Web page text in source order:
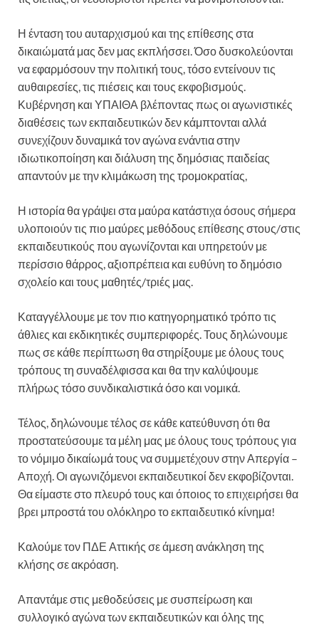
Η ένταση του αυταρχισμού και της επίθεσης στα
δικαιώματά μας δεν μας εκπλήσσει. Όσο δυσκολεύονται
να εφαρμόσουν την πολιτική τους, τόσο εντείνουν τις
αυθαιρεσίες, τις πιέσεις και τους εκφοβισμούς.
Κυβέρνηση και ΥΠΑΙΘΑ βλέποντας πως οι αγωνιστικές
διαθέσεις των εκπαιδευτικών δεν κάμπτονται αλλά
συνεχίζουν δυναμικά τον αγώνα ενάντια στην
ιδιωτικοποίηση και διάλυση της δημόσιας παιδείας
απαντούν με την κλιμάκωση της τρομοκρατίας,
Η ιστορία θα γράψει στα μαύρα κατάστιχα όσους σήμερα
υλοποιούν τις πιο μαύρες μεθόδους επίθεσης στους/στις
εκπαιδευτικούς που αγωνίζονται και υπηρετούν με
περίσσιο θάρρος, αξιοπρέπεια και ευθύνη το δημόσιο
σχολείο και τους μαθητές/τριές μας.
Καταγγέλλουμε με τον πιο κατηγορηματικό τρόπο τις
άθλιες και εκδικητικές συμπεριφορές. Τους δηλώνουμε
πως σε κάθε περίπτωση θα στηρίξουμε με όλους τους
τρόπους τη συναδέλφισσα και θα την καλύψουμε
πλήρως τόσο συνδικαλιστικά όσο και νομικά.
Τέλος, δηλώνουμε τέλος σε κάθε κατεύθυνση ότι θα
προστατεύσουμε τα μέλη μας με όλους τους τρόπους για
το νόμιμο δικαίωμά τους να συμμετέχουν στην Απεργία –
Αποχή. Οι αγωνιζόμενοι εκπαιδευτικοί δεν εκφοβίζονται.
Θα είμαστε στο πλευρό τους και όποιος το επιχειρήσει θα
βρει μπροστά του ολόκληρο το εκπαιδευτικό κίνημα!
Καλούμε τον ΠΔΕ Αττικής σε άμεση ανάκληση της
κλήσης σε ακρόαση.
Απαντάμε στις μεθοδεύσεις με συσπείρωση και
συλλογικό αγώνα των εκπαιδευτικών και όλης της